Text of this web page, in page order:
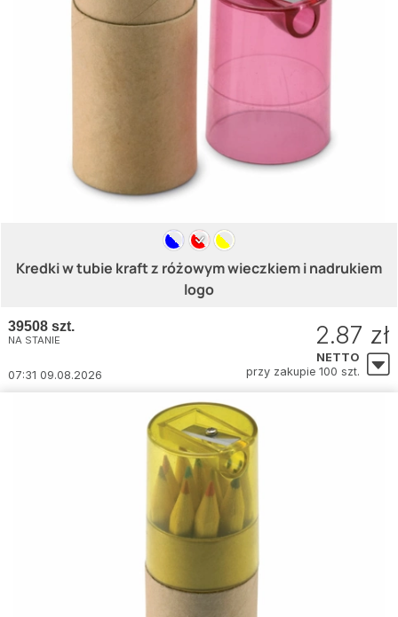
Kredki w tubie kraft z różowym wieczkiem i nadrukiem
logo
39508 szt.
NA STANIE
07:31 09.08.2026
2.87 zł
NETTO
przy zakupie 100 szt.